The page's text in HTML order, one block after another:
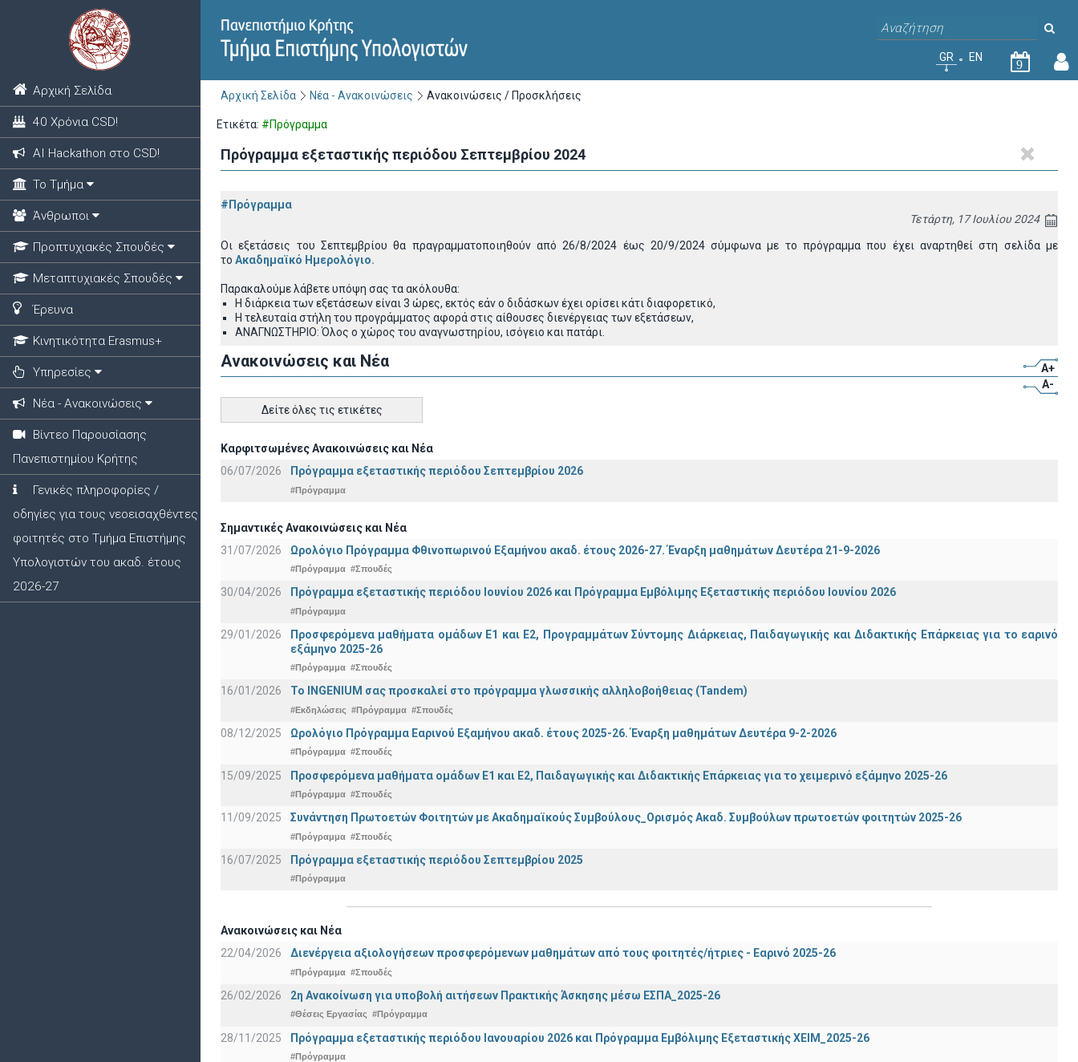
Αρχική Σελίδα
40 Χρόνια CSD!
ΑΙ Hackathon στο CSD!
Το Τμήμα
Άνθρωποι
Προπτυχιακές Σπουδές
Μεταπτυχιακές Σπουδές
Έρευνα
Κινητικότητα Erasmus+
Υπηρεσίες
Νέα - Ανακοινώσεις
Βίντεο Παρουσίασης
Πανεπιστημίου Κρήτης
Γενικές πληροφορίες /
οδηγίες για τους νεοεισαχθέντες
φοιτητές στο Τμήμα Επιστήμης
Υπολογιστών του ακαδ. έτους
2026-27
GR EN
9
Αρχική Σελίδα Νέα - Ανακοινώσεις Ανακοινώσεις / Προσκλήσεις
Ετικέτα: #Πρόγραμμα
Πρόγραμμα εξεταστικής περιόδου Σεπτεμβρίου 2024
#Πρόγραμμα
Τετάρτη, 17 Ιουλίου 2024
Οι εξετάσεις του Σεπτεμβρίου θα πραγραμματοποιηθούν από 26/8/2024 έως 20/9/2024 σύμφωνα με το πρόγραμμα που έχειαναρτηθεί στη σελίδα με
το Ακαδημαϊκό Ημερολόγιο.
Παρακαλούμε λάβετε υπόψη σας τα ακόλουθα:
Η διάρκεια των εξετάσεων είναι 3 ώρες, εκτός εάν ο διδάσκων έχει ορίσει κάτι διαφορετικό,
Η τελευταία στήλη του προγράμματος αφορά στις αίθουσες διενέργειας των εξετάσεων,
ΑΝΑΓΝΩΣΤΗΡΙΟ: Όλος ο χώρος του αναγνωστηρίου, ισόγειο και πατάρι.
Ανακοινώσεις και Νέα
A+
A-
Δείτε όλες τις ετικέτες
Καρφιτσωμένες Ανακοινώσεις και Νέα
06/07/2026
Πρόγραμμα εξεταστικής περιόδου Σεπτεμβρίου 2026
#Πρόγραμμα
Σημαντικές Ανακοινώσεις και Νέα
31/07/2026
Ωρολόγιο Πρόγραμμα Φθινοπωρινού Εξαμήνου ακαδ. έτους 2026-27. Έναρξη μαθημάτων Δευτέρα 21-9-2026
#Πρόγραμμα #Σπουδές
30/04/2026 Πρόγραμμα εξεταστικής περιόδου Ιουνίου 2026 και Πρόγραμμα Εμβόλιμης Εξεταστικής περιόδου Ιουνίου 2026
#Πρόγραμμα
29/01/2026
Προσφερόμενα μαθήματα ομάδων Ε1 και Ε2, Προγραμμάτων Σύντομης Διάρκειας, Παιδαγωγικής και Διδακτικής Επάρκειας για το εαρινό
εξάμηνο 2025-26
#Πρόγραμμα #Σπουδές
16/01/2026 Το INGENIUM σας προσκαλεί στο πρόγραμμα γλωσσικής αλληλοβοήθειας (Tandem)
#Εκδηλώσεις #Πρόγραμμα #Σπουδές
08/12/2025 Ωρολόγιο Πρόγραμμα Εαρινού Εξαμήνου ακαδ. έτους 2025-26. Έναρξη μαθημάτων Δευτέρα 9-2-2026
#Πρόγραμμα #Σπουδές
15/09/2025 Προσφερόμενα μαθήματα ομάδων Ε1 και Ε2, Παιδαγωγικής και Διδακτικής Επάρκειας για το χειμερινό εξάμηνο 2025-26
#Πρόγραμμα #Σπουδές
11/09/2025 Συνάντηση Πρωτοετών Φοιτητών με Ακαδημαϊκούς Συμβούλους_Ορισμός Ακαδ. Συμβούλων πρωτοετών φοιτητών 2025-26
#Πρόγραμμα #Σπουδές
16/07/2025 Πρόγραμμα εξεταστικής περιόδου Σεπτεμβρίου 2025
#Πρόγραμμα
Ανακοινώσεις και Νέα
22/04/2026
Διενέργεια αξιολογήσεων προσφερόμενων μαθημάτων από τους φοιτητές/ήτριες - Εαρινό 2025-26
#Πρόγραμμα #Σπουδές
26/02/2026 2η Ανακοίνωση για υποβολή αιτήσεων Πρακτικής Άσκησης μέσω ΕΣΠΑ_2025-26
#Θέσεις Εργασίας #Πρόγραμμα
28/11/2025 Πρόγραμμα εξεταστικής περιόδου Ιανουαρίου 2026 και Πρόγραμμα Εμβόλιμης Εξεταστικής ΧΕΙΜ_2025-26
#Πρόγραμμα